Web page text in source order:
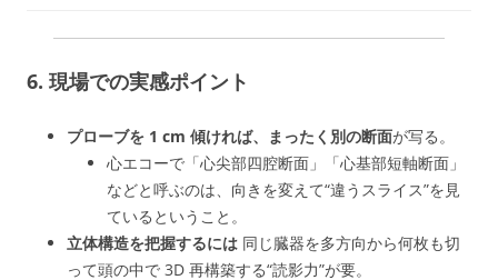
6. 現場での実感ポイント
プローブを 1 cm 傾ければ、まったく別の断面が写る。
心エコーで「心尖部四腔断面」「心基部短軸断面」
などと呼ぶのは、向きを変えて“違うスライス”を見
ているということ。
立体構造を把握するには 同じ臓器を多方向から何枚も切
って頭の中で 3D 再構築する“読影力”が要。